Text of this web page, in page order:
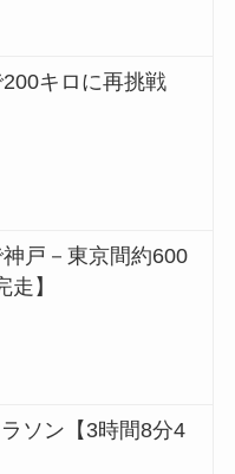
キロに再挑戦
戸－東京間約600
】
ソン【3時間8分4